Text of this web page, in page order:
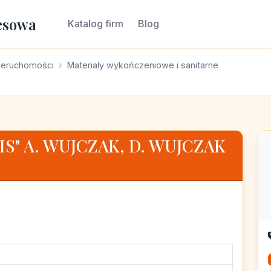
Katalog firm Blog
Materiały wykończeniowe i sanitarne
A. WUJCZAK, D. WUJCZAK